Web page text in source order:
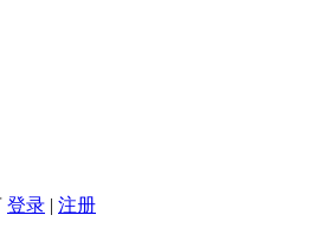
登录 | 注册